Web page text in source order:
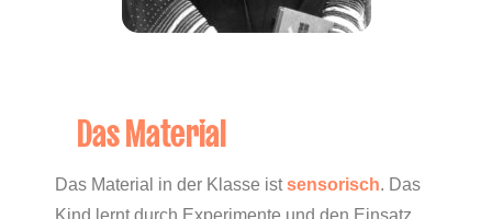
Das Material
Das Material in der Klasse istsensorisch. Das
Kind lernt durch Experimente und den Einsatz